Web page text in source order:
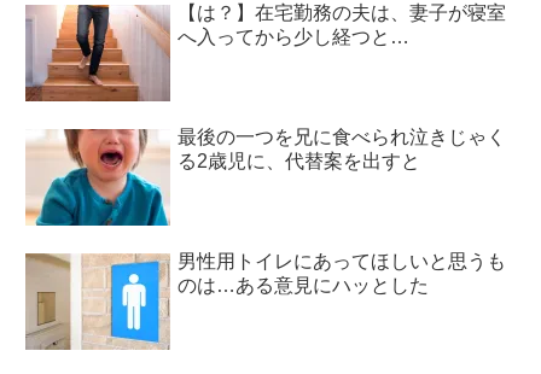
【は？】在宅勤務の夫は、妻子が寝室
へ入ってから少し経つと…
最後の一つを兄に食べられ泣きじゃく
る2歳児に、代替案を出すと
男性用トイレにあってほしいと思うも
のは…ある意見にハッとした